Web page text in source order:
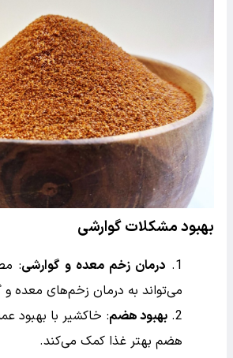
بهبود مشکلات گوارشی
درمان زخم معده و گوارشی:
می‌تواند به درمان زخم‌های معده
بهبود هضم: خاکشیر با بهبود
هضم بهتر غذا کمک می‌کند.